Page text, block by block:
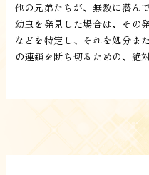
他の兄弟たちが、無数に潜ん
幼虫を発見した場合は、その
などを特定し、それを処分ま
の連鎖を断ち切るための、絶